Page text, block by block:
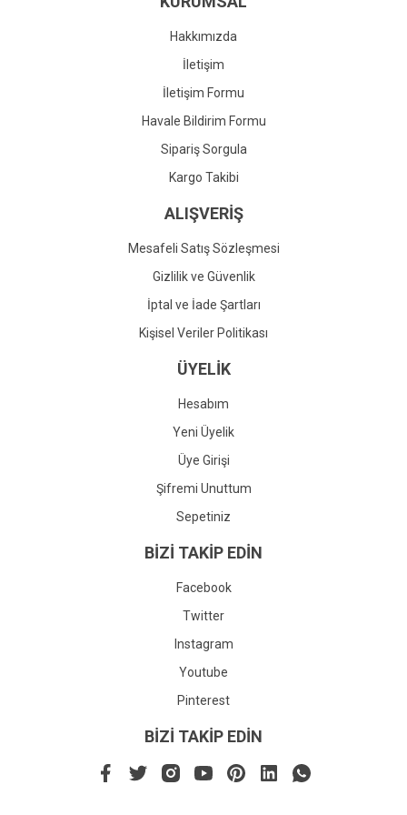
Gönder
Hakkımızda
İletişim
İletişim Formu
Havale Bildirim Formu
Sipariş Sorgula
Kargo Takibi
ALIŞVERİŞ
Mesafeli Satış Sözleşmesi
Gizlilik ve Güvenlik
İptal ve İade Şartları
Kişisel Veriler Politikası
ÜYELİK
Hesabım
Yeni Üyelik
Üye Girişi
Şifremi Unuttum
Sepetiniz
BİZİ TAKİP EDİN
Facebook
Twitter
Instagram
Youtube
Pinterest
BİZİ TAKİP EDİN